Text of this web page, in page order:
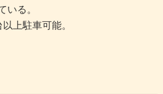
いる。
上駐車可能。